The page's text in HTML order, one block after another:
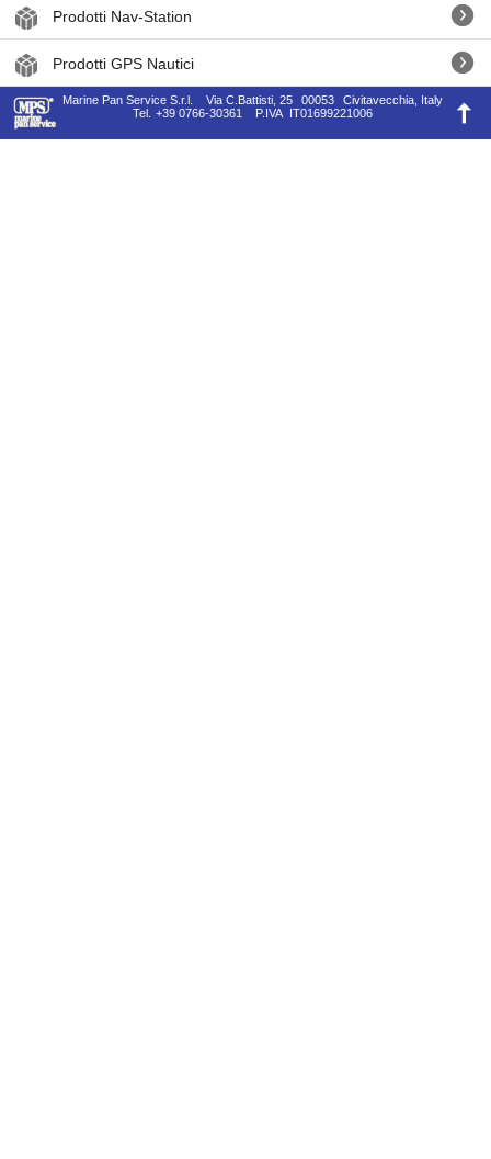
Prodotti Nav-Station
Prodotti GPS Nautici
Marine Pan Service S.r.l. Via C.Battisti, 25 00053
Civitavecchia, Italy
Tel.
+39 0766-30361 P.IVA IT01699221006